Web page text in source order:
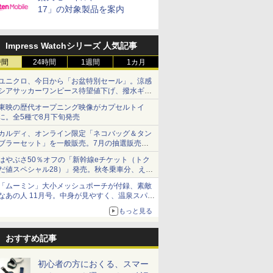
17」の対象製品を案内
Impress Watchシリーズ 人気記事
24時間 1週間 1カ月
ニクロ、今日から「お盆特別セール」。涼感
アサッカーワンピース待望値下げ、撥水ギア
ョーツは1990円に
映の歴代オープニング映像がカプセルトイ
。全5種で8月下旬発売
ルディ、オンライン限定「ネコバッグ＆タン
ラーセット」を一般販売。7月の抽選販売の
選無効分
やぶさ50％オフの「新幹線eチケット（トク
値スペシャル28）」発売。秋冬乗車分、えき
っと限定
ムーミン」大小メッシュポーチが付録、素敵
あの人 11月号。中身が見やすく、温泉スパに
もっと見る
おすすめ記事
初心者の方におくる、スマー